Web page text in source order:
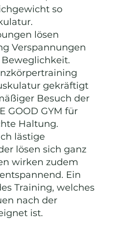
so
lösen
Verspannungen
gekräftigt
Besuch der
GOOD GYM für
Haltung.
lästige
lösen sich ganz
wirken zudem
Ein
Training, welches
nach der
ist.